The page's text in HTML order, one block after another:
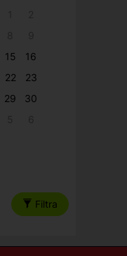
15
16
22
23
29
30
Filtra